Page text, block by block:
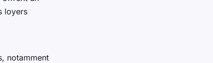
loyers
notamment